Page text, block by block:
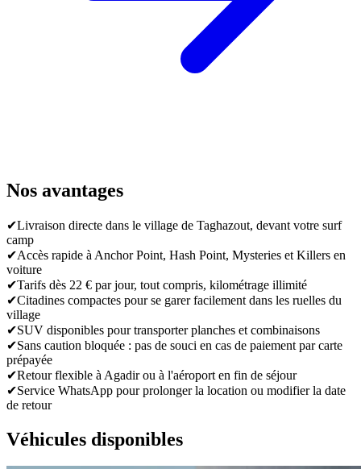
Nos avantages
✔Livraison directe dans le village de Taghazout, devant votre surf
camp
✔Accès rapide à Anchor Point, Hash Point, Mysteries et Killers en
voiture
✔Tarifs dès 22 € par jour, tout compris, kilométrage illimité
✔Citadines compactes pour se garer facilement dans les ruelles du
village
✔SUV disponibles pour transporter planches et combinaisons
✔Sans caution bloquée : pas de souci en cas de paiement par carte
prépayée
✔Retour flexible à Agadir ou à l'aéroport en fin de séjour
✔Service WhatsApp pour prolonger la location ou modifier la date
de retour
Véhicules disponibles